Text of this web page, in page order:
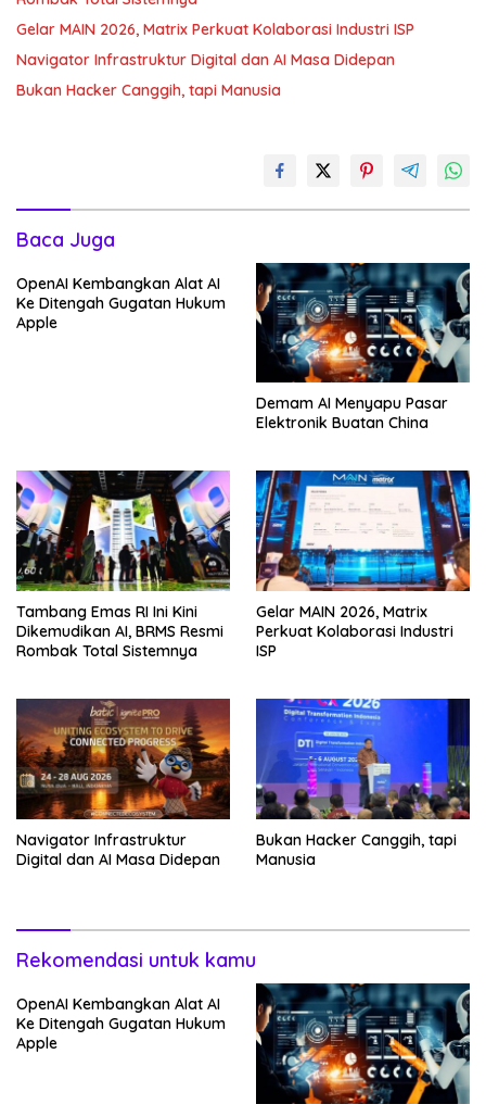
Gelar MAIN 2026, Matrix Perkuat Kolaborasi Industri ISP
Navigator Infrastruktur Digital dan AI Masa Didepan
Bukan Hacker Canggih, tapi Manusia
Baca Juga
OpenAI Kembangkan Alat AI
Ke Ditengah Gugatan Hukum
Apple
Demam AI Menyapu Pasar
Elektronik Buatan China
Tambang Emas RI Ini Kini
Dikemudikan AI, BRMS Resmi
Rombak Total Sistemnya
Gelar MAIN 2026, Matrix
Perkuat Kolaborasi Industri
ISP
Navigator Infrastruktur
Digital dan AI Masa Didepan
Bukan Hacker Canggih, tapi
Manusia
Rekomendasi untuk kamu
OpenAI Kembangkan Alat AI
Ke Ditengah Gugatan Hukum
Apple